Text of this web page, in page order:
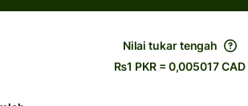
Nilai tukar tengah
₨1 PKR = 0,005017 CAD